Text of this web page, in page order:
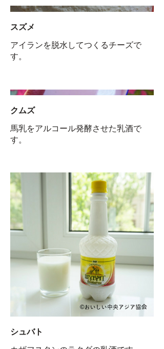
スズメ
アイランを脱水してつくるチーズで
す。
クムズ
馬乳をアルコール発酵させた乳酒で
す。
シュバト